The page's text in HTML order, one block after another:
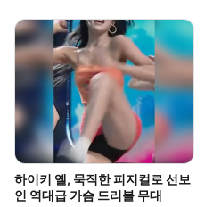
하이키 옐, 묵직한 피지컬로 선보
인 역대급 가슴 드리블 무대